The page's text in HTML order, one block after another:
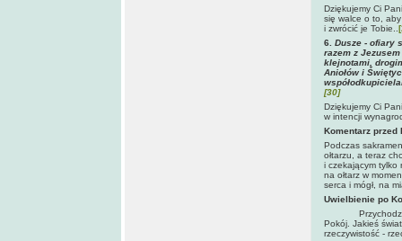
Dziękujemy Ci
się walce o to,
i zwrócić je Tobie..
6. Dusze - ofiary
razem z
klejnotami,
Aniołów i
[30]
Dziękujemy Ci
w intencji
Komentarz przed
Podczas
ołtarzu, a teraz
i czekającym tylko
na ołtarz w
serca i mógł, na
Uwielbienie po
Przychodzisz
Pokój. Jakieś
rzeczywistość -